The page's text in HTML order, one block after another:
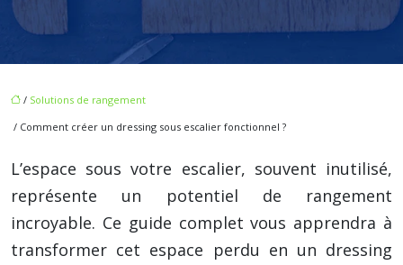
/ Solutions de rangement
/ Comment créer un dressing sous escalier fonctionnel ?
L’espace sous votre escalier, souvent inutilisé,
représente un potentiel de rangement
incroyable. Ce guide complet vous apprendra à
transformer cet espace perdu en un dressing